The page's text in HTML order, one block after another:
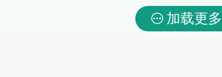
加载更多